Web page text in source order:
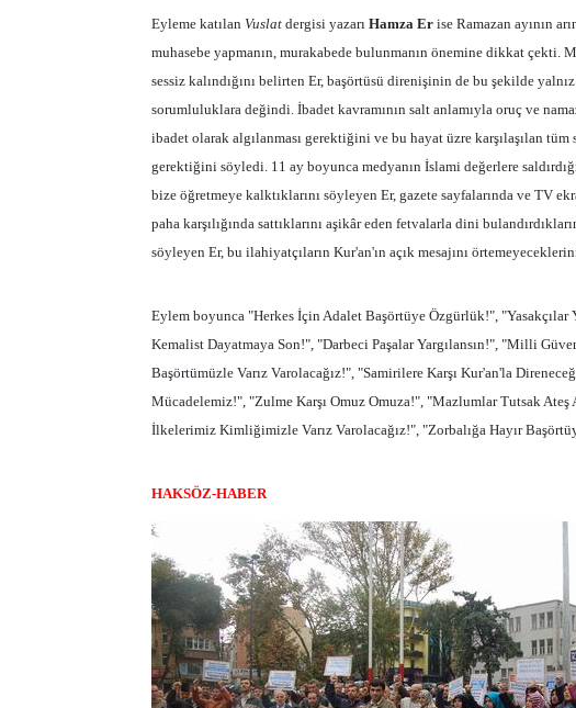
Eyleme katılan Vuslat dergisi yazarı Hamza Er ise Ramazan ayının
muhasebe yapmanın, murakabede bulunmanın önemine dikkat çekti.
sessiz kalındığını belirten Er, başörtüsü direnişinin de bu şekilde
sorumluluklara değindi. İbadet kavramının salt anlamıyla oruç ve
ibadet olarak algılanması gerektiğini ve bu hayat üzre karşılaşılan
gerektiğini söyledi. 11 ay boyunca medyanın İslami değerlere
bize öğretmeye kalktıklarını söyleyen Er, gazete sayfalarında ve TV
paha karşılığında sattıklarını aşikâr eden fetvalarla dini
söyleyen Er, bu ilahiyatçıların Kur'an'ın açık mesajını
Eylem boyunca "Herkes İçin Adalet Başörtüye Özgürlük!",
Kemalist Dayatmaya Son!", "Darbeci Paşalar Yargılansın!", "Milli
Başörtümüzle Varız Varolacağız!", "Samirilere Karşı Kur'an'la
Mücadelemiz!", "Zulme Karşı Omuz Omuza!", "Mazlumlar Tutsak
İlkelerimiz Kimliğimizle Varız Varolacağız!", "Zorbalığa Hayır
HAKSÖZ-HABER